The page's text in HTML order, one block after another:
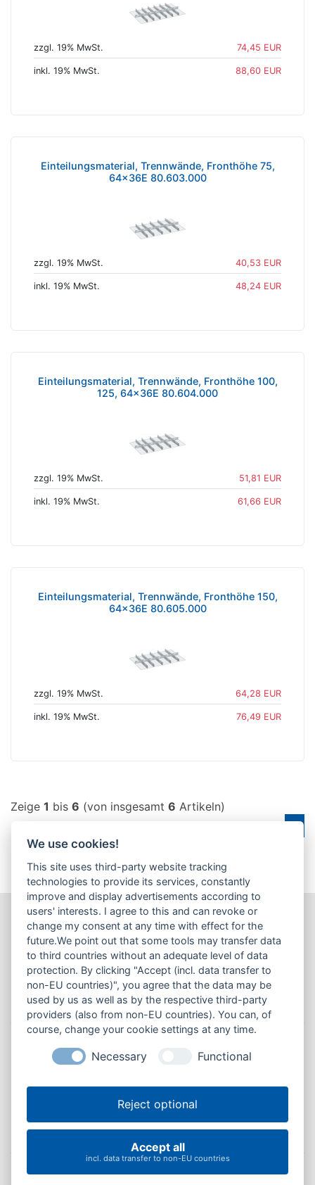
zzgl. 19% MwSt. 74,45 EUR
inkl. 19% MwSt. 88,60 EUR
Einteilungsmaterial, Trennwände, Fronthöhe 75,
64x36E 80.603.000
zzgl. 19% MwSt. 40,53 EUR
inkl. 19% MwSt. 48,24 EUR
Einteilungsmaterial, Trennwände, Fronthöhe 100,
125, 64x36E 80.604.000
zzgl. 19% MwSt. 51,81 EUR
inkl. 19% MwSt. 61,66 EUR
Einteilungsmaterial, Trennwände, Fronthöhe 150,
64x36E 80.605.000
zzgl. 19% MwSt. 64,28 EUR
inkl. 19% MwSt. 76,49 EUR
Zeige 1 bis 6 (von insgesamt 6 Artikeln)
1
Die angebotenen Waren und Dienstleistungen richten sich
ausschließlich an Unternehmer, die die Ware oder Leistungen in ihrer
selbstständigen, beruflichen oder gewerblichen oder in ihrer
behördlichen und dienstlichen Tätigkeit verwenden.» Definition
Verbraucher / Unternehmer
Versandkosten & Lieferzeit
Cookie-Einstellungen ändern
Unsere AGB
Impressum
Kontakt
Lieferzeit
Einkaufsbedingungen
We use cookies!
This site uses third-party website tracking
technologies to provide its services, constantly
improve and display advertisements according to
users' interests. I agree to this and can revoke or
change my consent at any time with effect for the
future.We point out that some tools may transfer data
to third countries without an adequate level of data
protection. By clicking "Accept (incl. data transfer to
non-EU countries)", you agree that the data may be
used by us as well as by the respective third-party
providers (also from non-EU countries). You can, of
course, change your cookie settings at any time.
Necessary Functional
Reject optional
Accept all
incl. data transfer to non-EU countries